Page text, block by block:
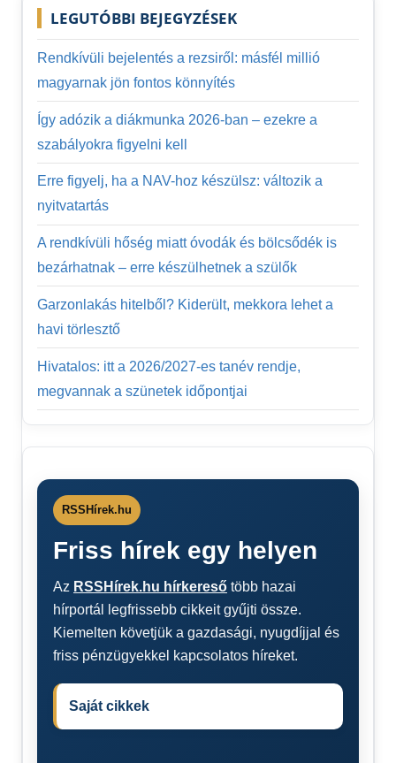
LEGUTÓBBI BEJEGYZÉSEK
Rendkívüli bejelentés a rezsiről: másfél millió
magyarnak jön fontos könnyítés
Így adózik a diákmunka 2026-ban – ezekre a
szabályokra figyelni kell
Erre figyelj, ha a NAV-hoz készülsz: változik a
nyitvatartás
A rendkívüli hőség miatt óvodák és bölcsődék is
bezárhatnak – erre készülhetnek a szülők
Garzonlakás hitelből? Kiderült, mekkora lehet a
havi törlesztő
Hivatalos: itt a 2026/2027-es tanév rendje,
megvannak a szünetek időpontjai
RSSHírek.hu
Friss hírek egy helyen
Az RSSHírek.hu hírkereső több hazai
hírportál legfrissebb cikkeit gyűjti össze.
Kiemelten követjük a gazdasági, nyugdíjjal és
friss pénzügyekkel kapcsolatos híreket.
Saját cikkek